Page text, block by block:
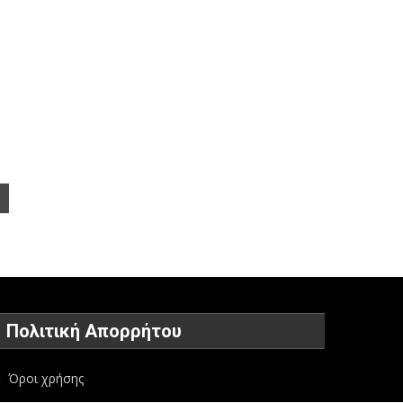
Πολιτική Απορρήτου
Όροι χρήσης